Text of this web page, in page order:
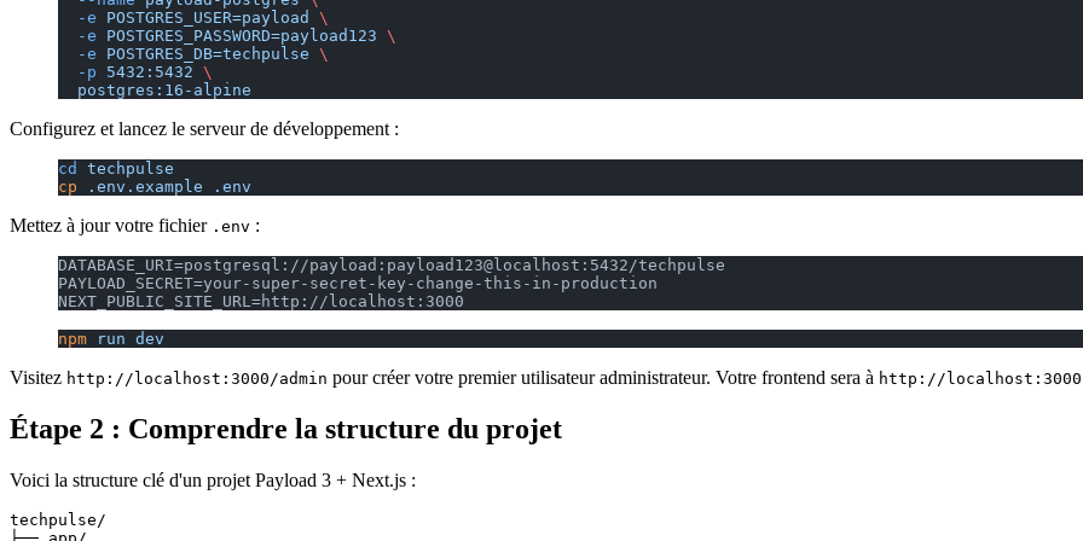
  -e
POSTGRES_USER=payload
\
  -e
POSTGRES_PASSWORD=payload123 \
  -e
POSTGRES_DB=techpulse \
  -p
5432:5432 \
  postgres:16-alpine
Configurez et lancez le serveur de développement :
cd
techpulse
cp .env.example .env
Mettez à jour votre fichier .env :
DATABASE_URI=postgresql://payload:payload123@localhost:5432/techpulse
PAYLOAD_SECRET=your-super-secret-key-change-this-in-production
NEXT_PUBLIC_SITE_URL=http://localhost:3000
npm run dev
Visitez http://localhost:3000/admin pour créer votre premier utilisateur administrateur. Votre frontend sera à http://localhost:3000
Étape 2 : Comprendre la structure du projet
Voici la structure clé d'un projet Payload 3 + Next.js :
techpulse/